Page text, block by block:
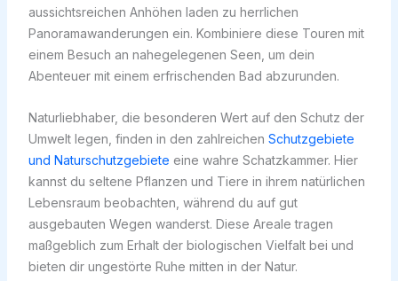
aussichtsreichen Anhöhen laden zu herrlichen
Panoramawanderungen ein. Kombiniere diese Touren mit
einem Besuch an nahegelegenen Seen, um dein
Abenteuer mit einem erfrischenden Bad abzurunden.
Naturliebhaber, die besonderen Wert auf den Schutz der
Umwelt legen, finden in den zahlreichen Schutzgebiete
und Naturschutzgebiete eine wahre Schatzkammer. Hier
kannst du seltene Pflanzen und Tiere in ihrem natürlichen
Lebensraum beobachten, während du auf gut
ausgebauten Wegen wanderst. Diese Areale tragen
maßgeblich zum Erhalt der biologischen Vielfalt bei und
bieten dir ungestörte Ruhe mitten in der Natur.